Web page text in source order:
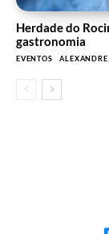
Herdade do
gastronomia
EVENTOS ALEXANDRE